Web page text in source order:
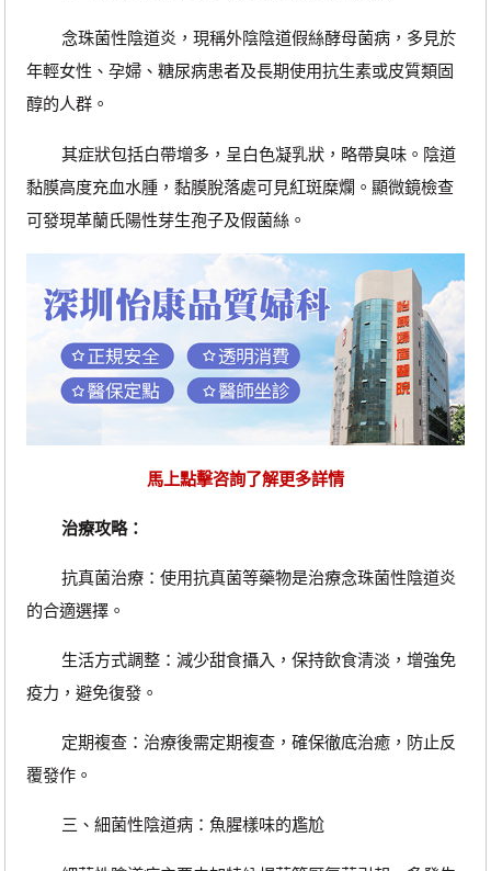
念珠菌性陰道炎，現稱外陰陰道假絲酵母菌病，多見於
年輕女性、孕婦、糖尿病患者及長期使用抗生素或皮質類固
醇的人群。
其症狀包括白帶增多，呈白色凝乳狀，略帶臭味。陰道
黏膜高度充血水腫，黏膜脫落處可見紅斑糜爛。顯微鏡檢查
可發現革蘭氏陽性芽生孢子及假菌絲。
馬上點擊咨詢了解更多詳情
治療攻略：
抗真菌治療：使用抗真菌等藥物是治療念珠菌性陰道炎
的合適選擇。
生活方式調整：減少甜食攝入，保持飲食清淡，增強免
疫力，避免復發。
定期複查：治療後需定期複查，確保徹底治癒，防止反
覆發作。
三、細菌性陰道病：魚腥樣味的尷尬